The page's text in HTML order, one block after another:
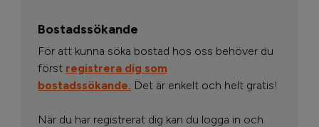
Bostadssökande
För att kunna söka bostad hos oss behöver du
först registrera dig som
bostadssökande. Det är enkelt och helt gratis!
När du har registrerat dig kan du logga in och